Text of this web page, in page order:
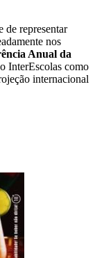
de representar
nos
Anual da
InterEscolas como
internacional